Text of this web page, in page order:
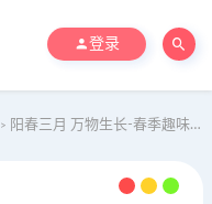
登录
> 阳春三月 万物生长-春季趣味亲子地产暖场活动活动策划方案